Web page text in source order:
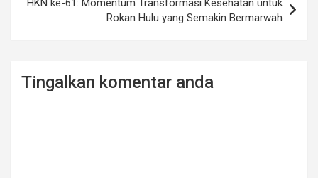
HKN ke-61: Momentum Transformasi Kesehatan untuk
Rokan Hulu yang Semakin Bermarwah
Tingalkan komentar anda